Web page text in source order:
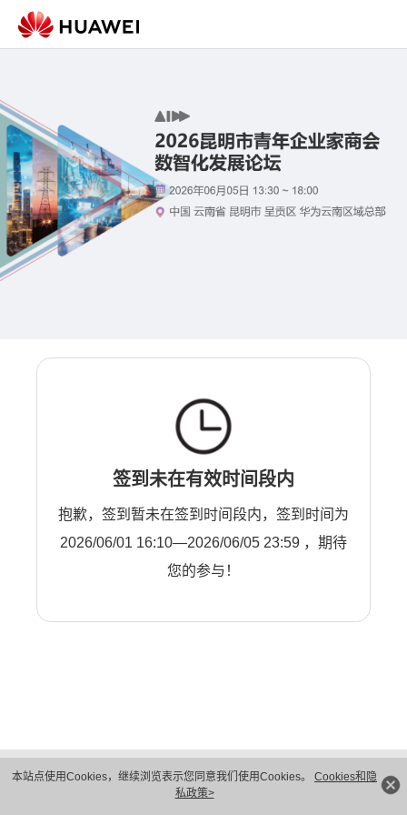
本站点使用Cookies，继续浏览表示您同意我们使用Cookies。 Cookies和隐
私政策>
签到未在有效时间段内
抱歉，签到暂未在签到时间段内，签到时间为
2026/06/01 16:10—2026/06/05 23:59 ，期待
您的参与！
隐私保护
法律声明